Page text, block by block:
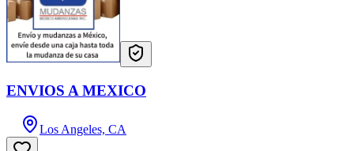
ENVIOS A MEXICO
Los Angeles, CA